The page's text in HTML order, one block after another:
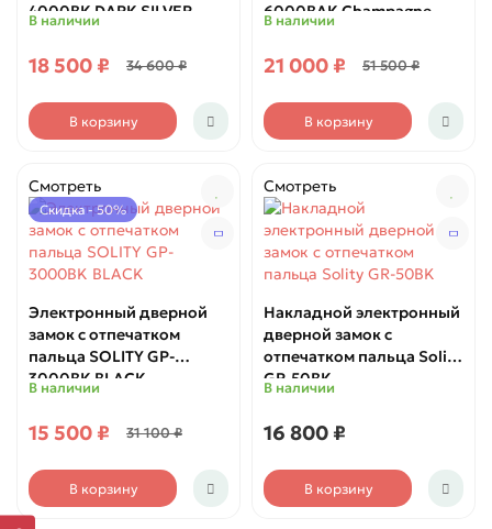
4000BK DARK SILVER
В наличии
18 500 ₽ 34 600 ₽
В корзину
6000BAK Champagne
Gold (Face ID)
В наличии
21 000 ₽ 51 500 ₽
В корзину
Смотреть
Скидка - 50%
Электронный дверной
замок с отпечатком
пальца SOLITY GP-
3000BK BLACK
В наличии
15 500 ₽ 31 100 ₽
В корзину
Смотреть
Накладной электронный
дверной замок с
отпечатком пальца Solity
GR-50BK
В наличии
16 800 ₽
В корзину